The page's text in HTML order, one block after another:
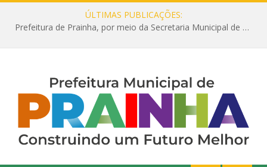
ÚLTIMAS PUBLICAÇÕES:
Prefeitura de Prainha, por meio da Secretaria Municipal de Educação, abre 354 vagas na área da Educação para 2025 com processo seletivo simplificado